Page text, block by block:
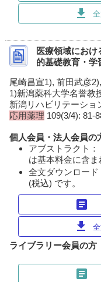
download
医療領域にお
的基礎教育・学
尾崎昌宣1), 前田武彦
1)新潟薬科大学名誉教
新潟リハビリテーショ
応用薬理 109(3/4): 81-
個人会員・法人会員の
アブストラクト
は基本料金に含ま
全文ダウンロー
(税込) です。
article
download
ライブラリー会員の方
article